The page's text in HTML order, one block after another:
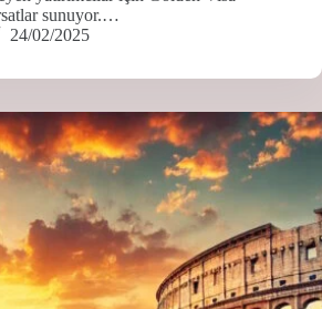
sunuyor.…
24/02/2025